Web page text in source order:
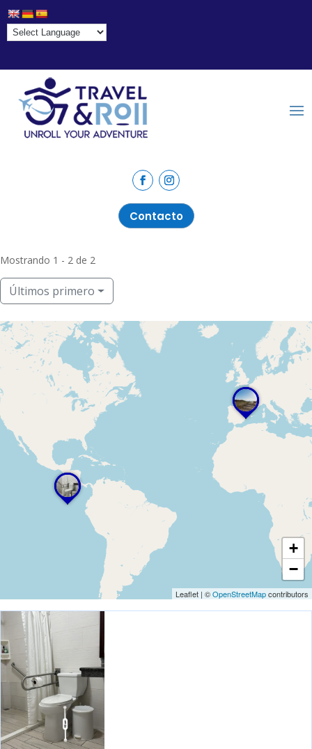
Contacto
Mostrando 1 - 2 de 2
Últimos primero
+
−
Leaflet | ©OpenStreetMapcontributors